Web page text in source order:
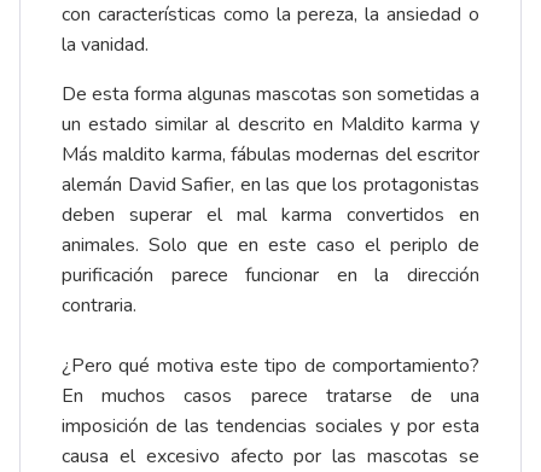
con características como la pereza, la ansiedad o
la vanidad.
De esta forma algunas mascotas son sometidas a
un estado similar al descrito en Maldito karma y
Más maldito karma, fábulas modernas del escritor
alemán David Safier, en las que los protagonistas
deben superar el mal karma convertidos en
animales. Solo que en este caso el periplo de
purificación parece funcionar en la dirección
contraria.
¿Pero qué motiva este tipo de comportamiento?
En muchos casos parece tratarse de una
imposición de las tendencias sociales y por esta
causa el excesivo afecto por las mascotas se